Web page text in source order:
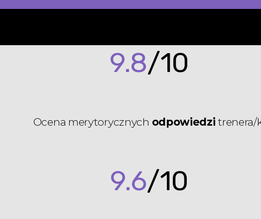
9.8/10
Ocena merytorycznych odpowiedzi trenera/
9.6/10